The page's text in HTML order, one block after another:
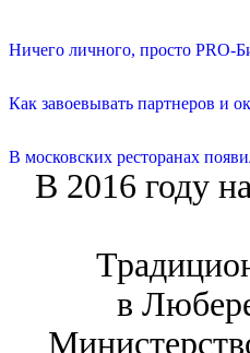
Ничего личного, просто PRO-
Как завоевывать партнеров и
В московских ресторанах
В 2016 году
в